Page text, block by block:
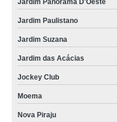
Jardim Panorama D'Oeste
Jardim Paulistano
Jardim Suzana
Jardim das Acácias
Jockey Club
Moema
Nova Piraju